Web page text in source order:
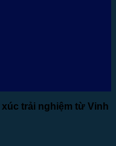
xúc trải nghiệm từ Vinh